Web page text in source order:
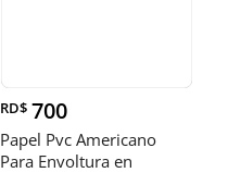
RD$ 700
Papel Pvc Americano
Para Envoltura en